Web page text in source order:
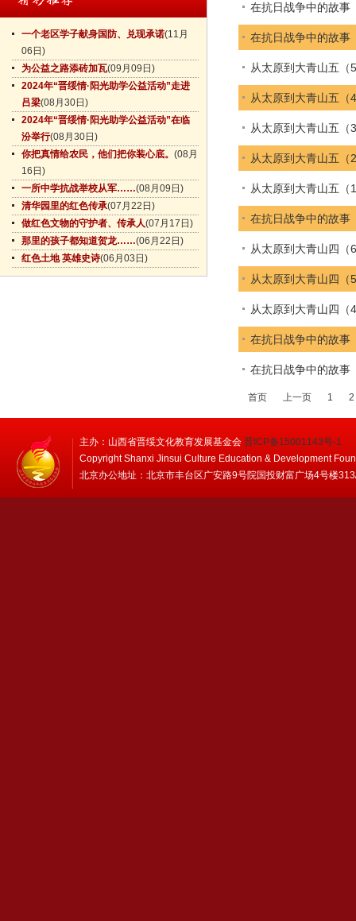
一个老区学子献身国防、兑现承诺(11月
06日)
为公益之路添砖加瓦(09月09日)
2024年“晋绥情·阳光助学公益活动”走进
吕梁(08月30日)
2024年“晋绥情·阳光助学公益活动”在临
汾举行(08月30日)
你把真情给农民，他们把你装心底。 (08月
16日)
一所中学抗战举校从军……(08月09日)
清华园里的红色传承(07月22日)
做红色文物的守护者、传承人(07月17日)
那里的孩子都知道贺龙……(06月22日)
红色土地 英雄史诗(06月03日)
在抗日战争中的故事
在抗日战争中的故事
从太原到大青山五（
从太原到大青山五（
从太原到大青山五（
从太原到大青山五（
从太原到大青山五（
在抗日战争中的故事
从太原到大青山四（
从太原到大青山四（
从太原到大青山四（
在抗日战争中的故事
在抗日战争中的故事
首页 上一页 1 2
主办：山西省晋绥文化教育发展基金会 晋ICP备15001143号-1
Copyright Shanxi Jinsui Culture Education & Development
北京办公地址：北京市丰台区广安路9号院国投财富广场4号楼